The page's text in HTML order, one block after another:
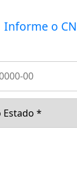
Informe o